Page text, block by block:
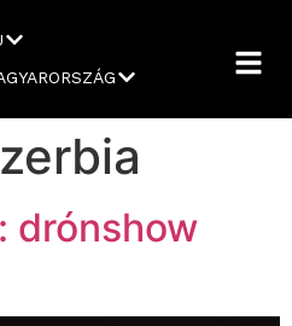
drónshow